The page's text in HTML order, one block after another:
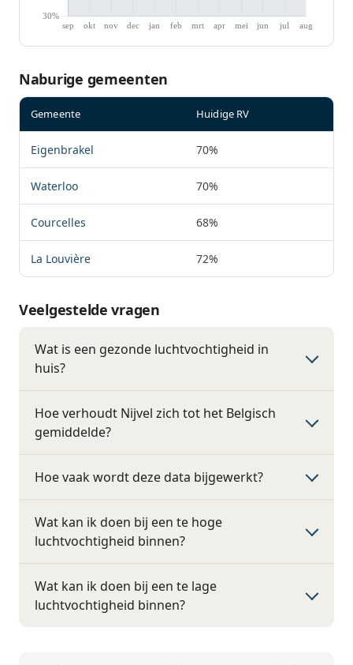
Naburige gemeenten
Gemeente Huidige RV
Eigenbrakel 70%
Waterloo 70%
Courcelles 68%
La Louvière 72%
Veelgestelde vragen
Wat is een gezonde luchtvochtigheid in
huis?
Hoe verhoudt Nijvel zich tot het Belgisch
gemiddelde?
Hoe vaak wordt deze data bijgewerkt?
Wat kan ik doen bij een te hoge
luchtvochtigheid binnen?
Wat kan ik doen bij een te lage
luchtvochtigheid binnen?